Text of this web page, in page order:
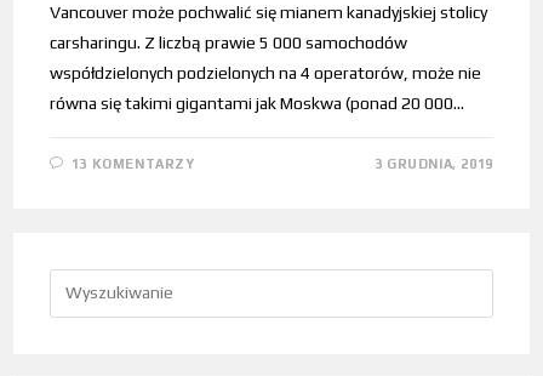
Vancouver może pochwalić się mianem kanadyjskiej stolicy
carsharingu. Z liczbą prawie 5 000 samochodów
współdzielonych podzielonych na 4 operatorów, może nie
równa się takimi gigantami jak Moskwa (ponad 20 000…
13 KOMENTARZY 3 GRUDNIA, 2019